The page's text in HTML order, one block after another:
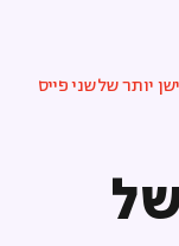
יותר שלשני פייס